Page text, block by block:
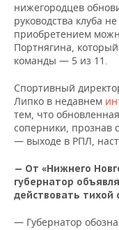
нижегородцев
руководства клуба
приобретением
Портнягина,
команды — 5 из 11.
Спортивный
Липко в недавнем
тем, что
соперники, прознав
— выходе в РПЛ,
— От «Нижнего
губернатор
действовать тихой
— Губернатор